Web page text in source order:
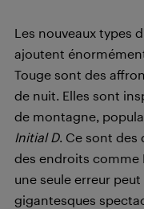
Les nouveaux types
ajoutent
Touge sont des
de nuit. Elles sont
de montagne,
Initial D. Ce sont des
des endroits comme
une seule erreur
gigantesques